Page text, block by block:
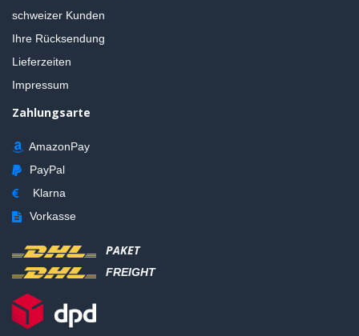
schweizer Kunden
Ihre Rücksendung
Lieferzeiten
Impressum
Zahlungsarte
AmazonPay
PayPal
Klarna
Vorkasse
PAKET
FREIGHT